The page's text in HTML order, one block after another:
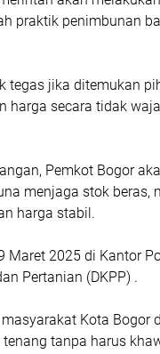
praktik penimbunan
tegas jika ditemukan
harga secara tidak
Pemkot Bogor
menjaga stok beras,
harga stabil.
2025 di Kantor
Pertanian (DKPP) .
Kota Bogor
tanpa harus